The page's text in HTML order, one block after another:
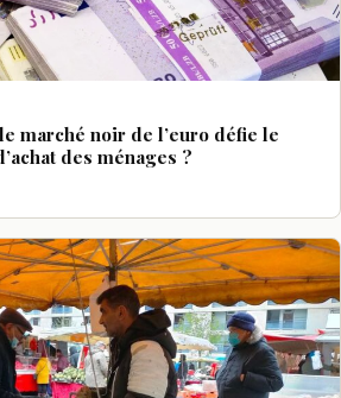
marché noir de l’euro défie le
des ménages ?